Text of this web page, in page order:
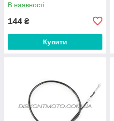
В наявності
144 ₴
Купити